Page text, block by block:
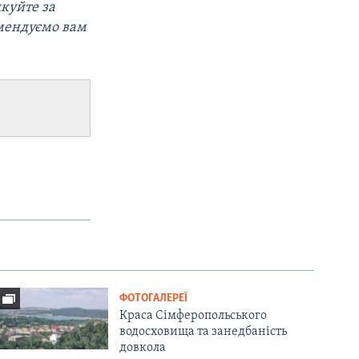
за
вам
ФОТОГАЛЕРЕЇ
Краса Сімферопольського
водосховища та занедбаність
довкола